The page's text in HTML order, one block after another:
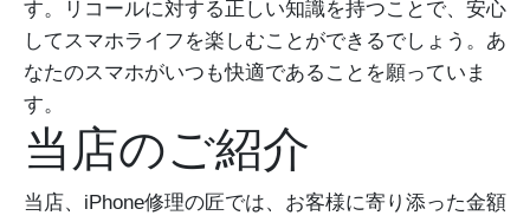
す。リコールに対する正しい知識を持つことで、安心
してスマホライフを楽しむことができるでしょう。あ
なたのスマホがいつも快適であることを願っていま
す。
当店のご紹介
当店、iPhone修理の匠では、お客様に寄り添った金額